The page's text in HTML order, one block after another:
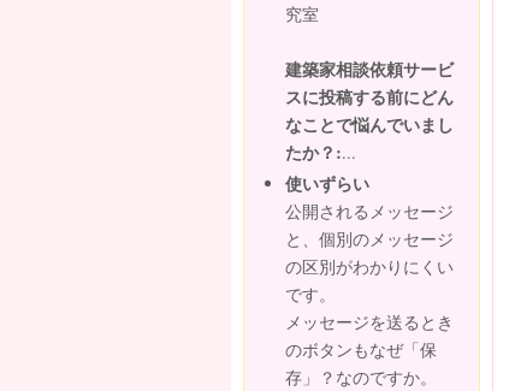
究室
建築家相談依頼サービ
スに投稿する前にどん
なことで悩んでいまし
たか？:...
使いずらい
公開されるメッセージ
と、個別のメッセージ
の区別がわかりにくい
です。
メッセージを送るとき
のボタンもなぜ「保
存」？なのですか。